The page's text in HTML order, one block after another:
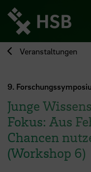
zum
Seiteninhalt
springen
Veranstaltungen
9.
Junge
Fokus: Aus
Chancen
(Workshop 6)